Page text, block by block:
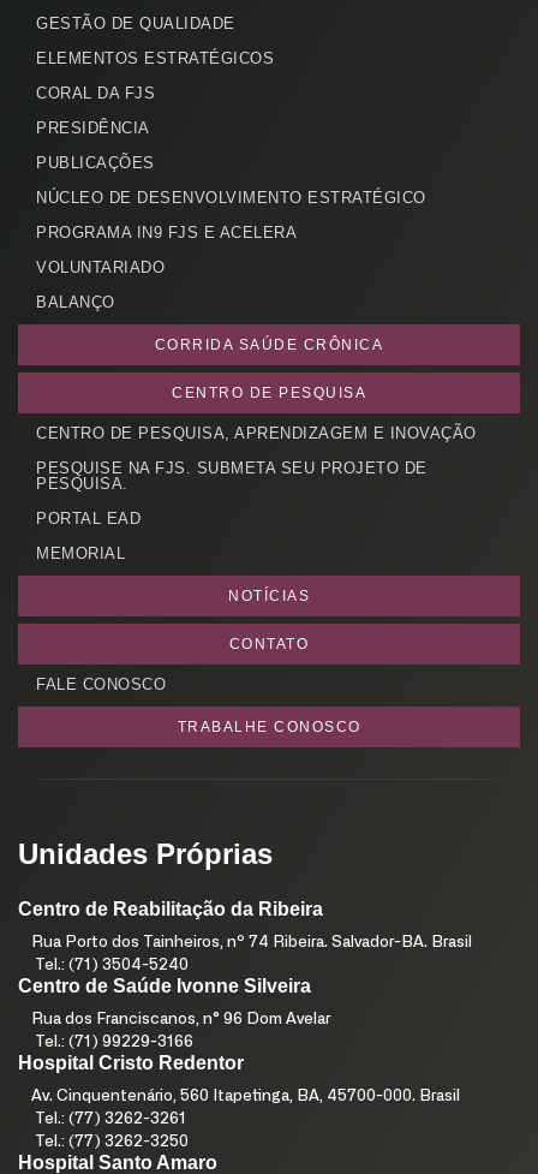
GESTÃO DE QUALIDADE
ELEMENTOS ESTRATÉGICOS
CORAL DA FJS
PRESIDÊNCIA
PUBLICAÇÕES
NÚCLEO DE DESENVOLVIMENTO ESTRATÉGICO
PROGRAMA IN9 FJS E ACELERA
VOLUNTARIADO
BALANÇO
CORRIDA SAÚDE CRÔNICA
CENTRO DE PESQUISA
CENTRO DE PESQUISA, APRENDIZAGEM E INOVAÇÃO
PESQUISE NA FJS. SUBMETA SEU PROJETO DE
PESQUISA.
PORTAL EAD
MEMORIAL
NOTÍCIAS
CONTATO
FALE CONOSCO
TRABALHE CONOSCO
Unidades Próprias
Centro de Reabilitação da Ribeira
Rua Porto dos Tainheiros, nº 74 Ribeira. Salvador-BA. Brasil
Tel.: (71) 3504-5240
Centro de Saúde Ivonne Silveira
Rua dos Franciscanos, n° 96 Dom Avelar
Tel.: (71) 99229-3166
Hospital Cristo Redentor
Av. Cinquentenário, 560 Itapetinga, BA, 45700-000. Brasil
Tel.: (77) 3262-3261
Tel.: (77) 3262-3250
Hospital Santo Amaro